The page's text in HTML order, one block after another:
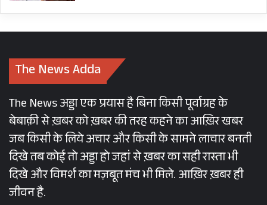
The News Adda
The News अड्डा एक प्रयास है बिना किसी पूर्वाग्रह के
बेबाक़ी से ख़बर को ख़बर की तरह कहने का आख़िर खबर
जब किसी के लिये अचार और किसी के सामने लाचार बनती
दिखे तब कोई तो अड्डा हो जहां से ख़बर का सही रास्ता भी
दिखे और विमर्श का मज़बूत मंच भी मिले. आख़िर ख़बर ही
जीवन है.